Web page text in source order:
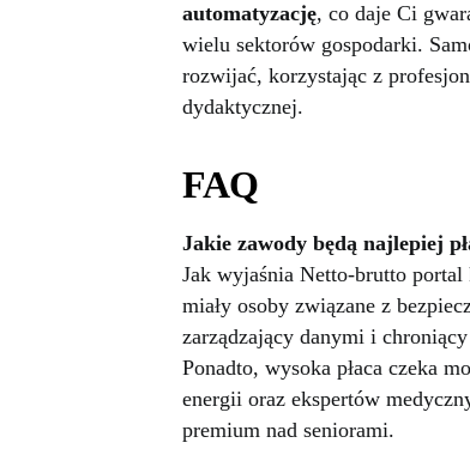
automatyzację, co daje Ci
wielu sektorów gospodarki.
rozwijać, korzystając z
dydaktycznej.
FAQ
Jakie zawody będą najlepiej
Jak wyjaśnia Netto-brutto
miały osoby związane z
zarządzający danymi i
Ponadto, wysoka płaca czeka
energii oraz ekspertów
premium nad seniorami.